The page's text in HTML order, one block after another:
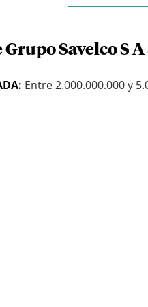
Savelco S A
Entre 2.000.000.000 y